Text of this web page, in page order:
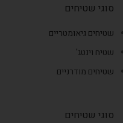
סוגי שטיחים
שטיחים גיאומטריים
שטיח וינטג'
שטיחים מודרניים
סוגי שטיחים